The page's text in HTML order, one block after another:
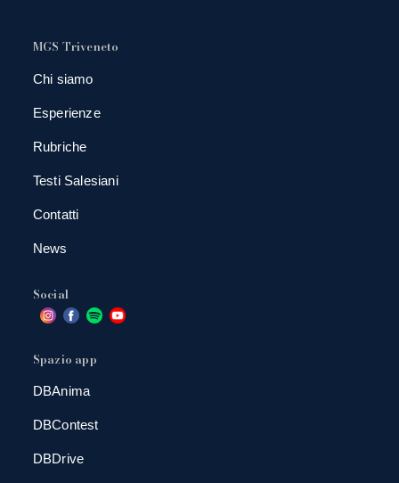
MGS Triveneto
Chi siamo
Esperienze
Rubriche
Testi Salesiani
Contatti
News
Social
Spazio app
DBAnima
DBContest
DBDrive